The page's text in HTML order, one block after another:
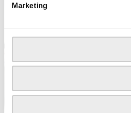
Marketing